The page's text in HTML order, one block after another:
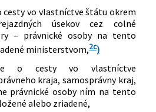
cesty vo vlastníctve štátu okrem
úsekov cez colné
– právnické osoby na tento
ministerstvom,2c)
o cesty vo vlastníctve
kraja, samosprávny kraj,
právnické osoby ním na tento
alebo zriadené,